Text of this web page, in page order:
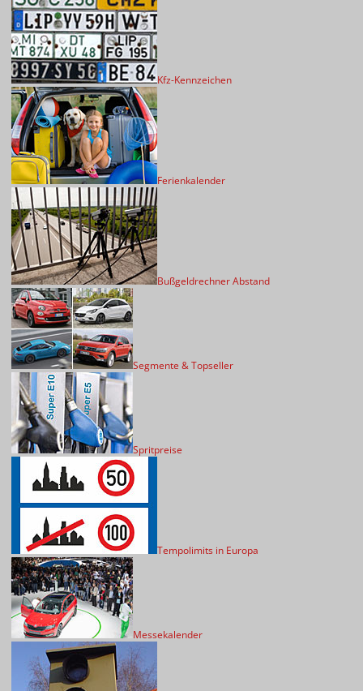
Kfz-Kennzeichen
Ferienkalender
Bußgeldrechner Abstand
Segmente & Topseller
Spritpreise
Tempolimits in Europa
Messekalender